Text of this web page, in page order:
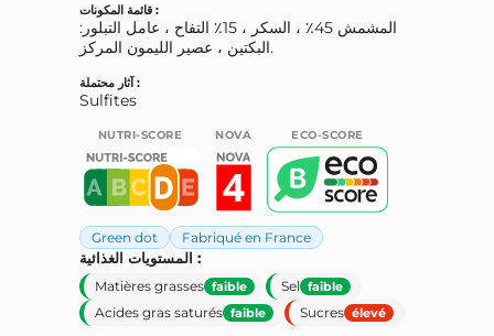
قائمة المكونات :
المشمش 45٪ ، السكر ، 15٪ التفاح ، عامل التبلور:
البكتين ، عصير الليمون المركز.
آثار محتملة :
Sulfites
NUTRI-SCORE NOVA ECO-SCORE
Green dot Fabriqué en France
المستويات الغذائية :
Matières grasses faible Sel faible
Acides gras saturés faible Sucres élevé